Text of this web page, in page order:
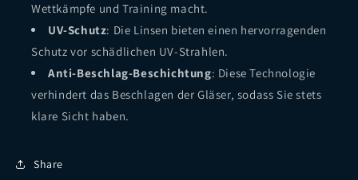
Wettkämpfe und Training macht.
UV-Schutz: Die Linsen bieten einen hervorragenden
Schutz vor schädlichen UV-Strahlen.
Anti-Beschlag-Beschichtung: Diese Technologie
verhindert das Beschlagen der Gläser, sodass Sie stets
klare Sicht haben.
Share